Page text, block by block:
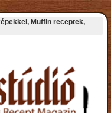
Muffin receptek,